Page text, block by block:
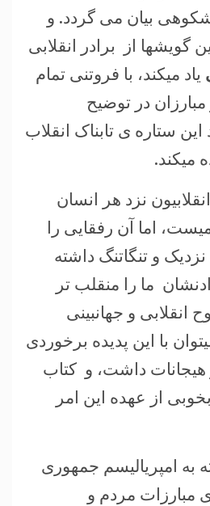
شکوهی بیان می گردد. و
گویشها از برادر انقلابی
یاد میکند، با فروتنی تمام
مبارزان در توضیح
ستاره ی تابناک انقلاب
میکند.
نزد هر انسان
اما آن رفقایی را
و تنگاتنگ داشته
ما را منقلب تر
انقلابی و جهانبینی
با این پدیده برخوردی
هیجانات داشت، و کتاب
از عهده این امر
امپریالیسم جمهوری
مبارزات مردم و